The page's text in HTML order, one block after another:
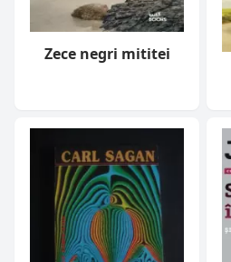
Zece negri mititei